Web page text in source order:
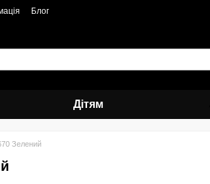
Блог
Дітям
Зелений